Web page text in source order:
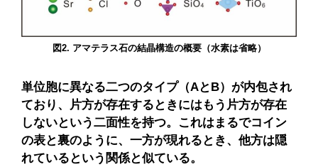
図2. アマテラス石の結晶構造の概要（水素は省略）
単位胞に異なる二つのタイプ（AとB）が内包され
ており、片方が存在するときにはもう片方が存在
しないという二面性を持つ。これはまるでコイン
の表と裏のように、一方が現れるとき、他方は隠
れているという関係と似ている。